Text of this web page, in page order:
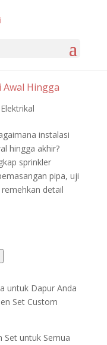
Hingga
instalasi
hingga akhir?
sprinkler
pipa, uji
detail
untuk Dapur Anda
Set Custom
Set untuk Semua